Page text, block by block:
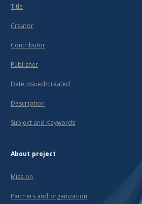
Title
Creator
Contributor
Publisher
Date issued/created
Description
Subject and Keywords
About project
Mission
Partners and organization